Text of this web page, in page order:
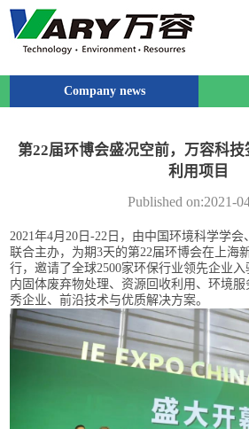
Company news
第22届环博会盛况空前，万容科
利用项目
Published on:2021-
2021年4月20日-22日，由中国环境科学学
联合主办，为期3天的第22届环博会在上海
行，邀请了全球2500家环保行业领先企业
内固体废弃物处理、资源回收利用、环境
秀企业、前沿技术与优质解决方案。